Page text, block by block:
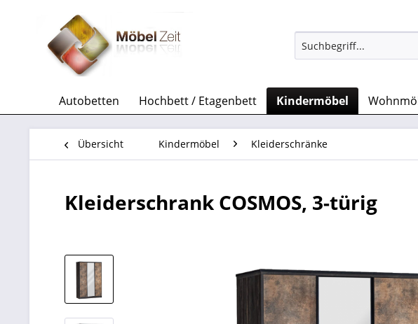
Autobetten Hochbett / Etagenbett Kindermöbel
Übersicht Kindermöbel Kleiderschränke
Kleiderschrank COSMOS, 3-türig